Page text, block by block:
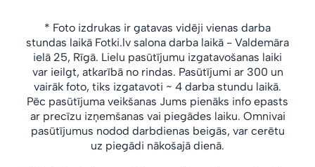
* Foto izdrukas ir gatavas vidēji vienas darba
stundas laikā Fotki.lv salona darba laikā - Valdemāra
ielā 25, Rīgā. Lielu pasūtījumu izgatavošanas laiki
var ieilgt, atkarībā no rindas. Pasūtījumi ar 300 un
vairāk foto, tiks izgatavoti ~ 4 darba stundu laikā.
Pēc pasūtījuma veikšanas Jums pienāks info epasts
ar precīzu izņemšanas vai piegādes laiku. Omnivai
pasūtījumus nodod darbdienas beigās, var cerētu
uz piegādi nākošajā dienā.